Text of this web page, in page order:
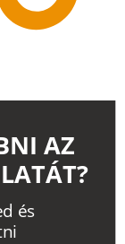
d és
ni
AZ